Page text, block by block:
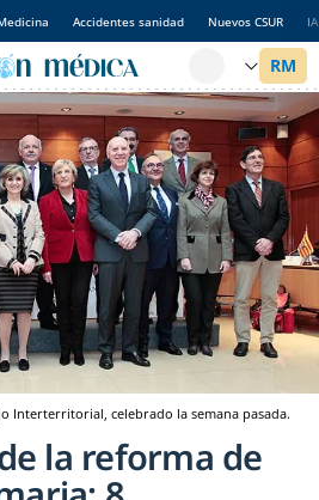
Accidentes sanidad Nuevos CSUR
Interterritorial, celebrado la semana pasada.
la reforma de